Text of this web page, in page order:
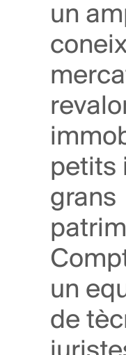
un
petits
grans
un
de